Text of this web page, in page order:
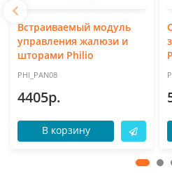
Встраиваемый модуль
управления жалюзи и
шторами Philio
PHI_PAN08
4405р.
В корзину